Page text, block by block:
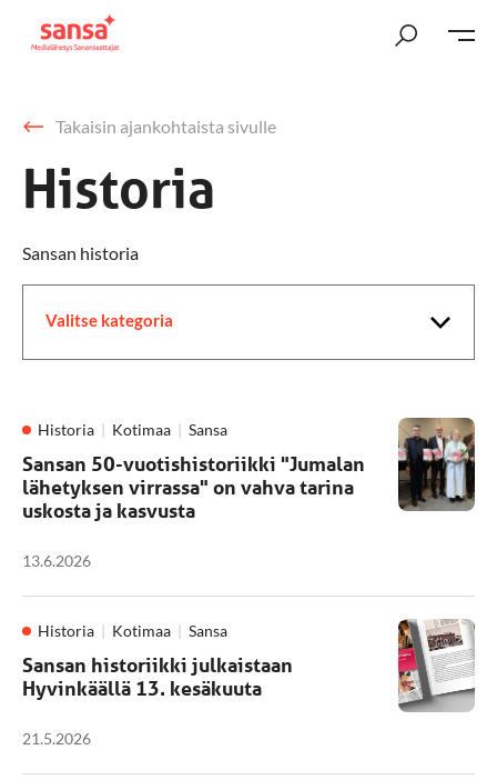
Takaisin ajankohtaista sivulle
Historia
Sansan historia
Valitse kategoria
Historia Kotimaa Sansa
Sansan 50-vuotishistoriikki "Jumalan
lähetyksen virrassa" on vahva tarina
uskosta ja kasvusta
13.6.2026
Historia Kotimaa Sansa
Sansan historiikki julkaistaan
Hyvinkäällä 13. kesäkuuta
21.5.2026